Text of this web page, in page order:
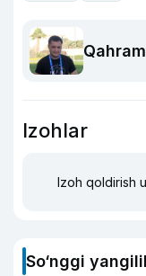
Izohlar
Izoh qoldirish
So‘nggi